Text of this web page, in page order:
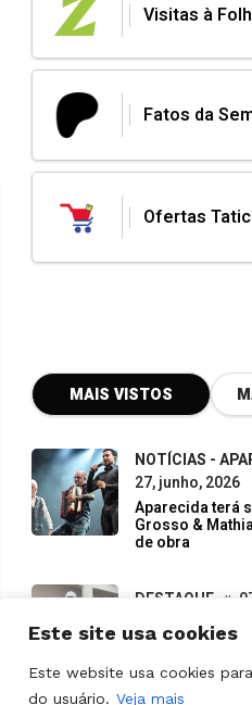
Este site usa cookies
Este website usa cookies
do usuário. Veja mais
Visitas à
Fatos da
Ofertas
NOTÍCIAS -
Aparecida terá
Grosso &
de obra
DESTAQUE
economia
31, julho, 2026